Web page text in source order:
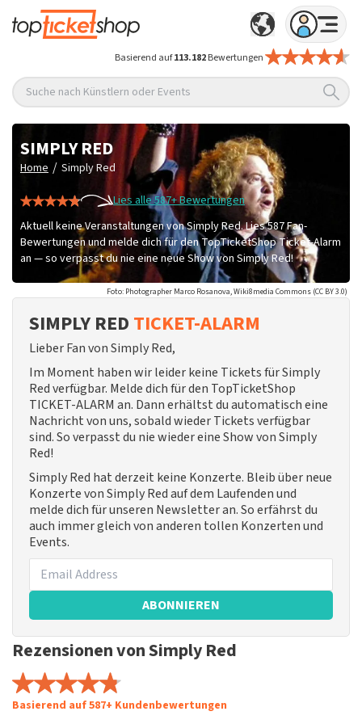
Basierend auf113.182Bewertungen
Suche nach Künstlern oder Events
SIMPLY RED
Home / Simply Red
Lies alle 587+ Bewertungen
Aktuell keine Veranstaltungen von Simply Red. Lies 587 Fan-
Bewertungen und melde dich für den TopTicketShop Ticket-Alarm
an — so verpasst du nie eine neue Show von Simply Red!
Foto: Photographer Marco Rosanova, Wiki8media Commons (CC BY 3.0)
SIMPLY RED TICKET-ALARM
Lieber Fan von Simply Red,
Im Moment haben wir leider keine Tickets für Simply
Red verfügbar. Melde dich für den TopTicketShop
TICKET-ALARM an. Dann erhältst du automatisch eine
Nachricht von uns, sobald wieder Tickets verfügbar
sind. So verpasst du nie wieder eine Show von Simply
Red!
Simply Red hat derzeit keine Konzerte. Bleib über neue
Konzerte von Simply Red auf dem Laufenden und
melde dich für unseren Newsletter an. So erfährst du
auch immer gleich von anderen tollen Konzerten und
Events.
ABONNIEREN
Rezensionen von Simply Red
Basierend auf 587+ Kundenbewertungen